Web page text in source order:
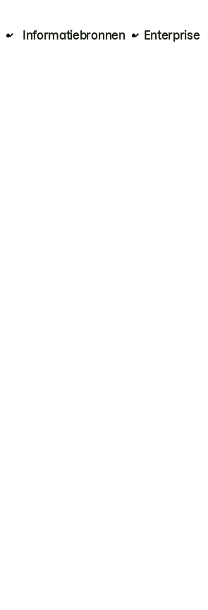
Informatiebronnen Enterprise